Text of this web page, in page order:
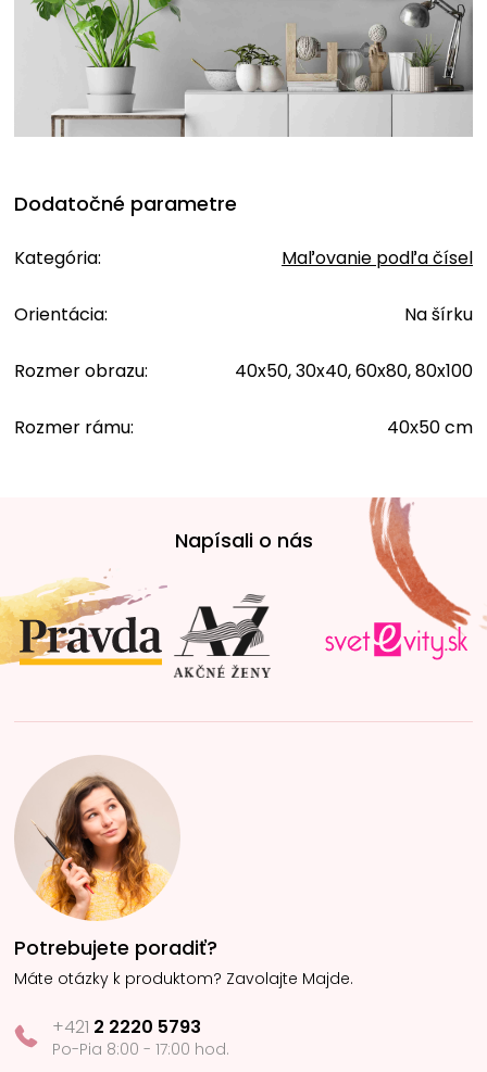
Dodatočné parametre
Kategória: Maľovanie podľa čísel
Orientácia: Na šírku
Rozmer obrazu: 40x50, 30x40, 60x80, 80x100
Rozmer rámu: 40х50 cm
t
i
e
Napísali o nás
Potrebujete poradiť?
Máte otázky k produktom? Zavolajte Majde.
+421 2 2220 5793
Po-Pia 8:00 - 17:00 hod.